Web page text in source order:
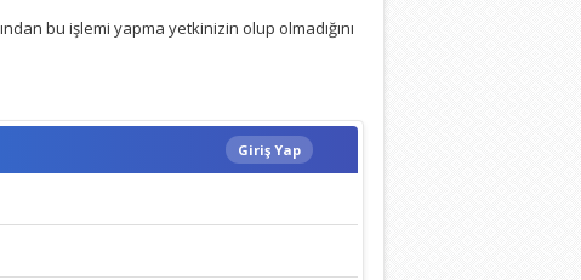
bu işlemi yapma yetkinizin olup olmadığını
Giriş Yap